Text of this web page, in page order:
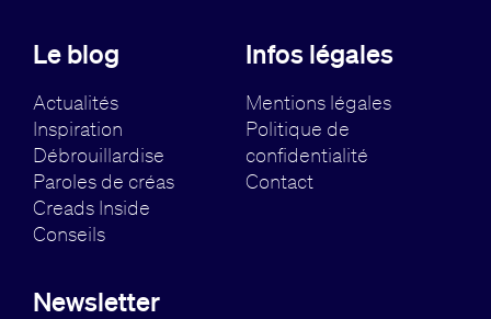
Le blog
Actualités
Inspiration
Débrouillardise
Paroles de créas
Creads Inside
Conseils
Infos légales
Mentions légales
Politique de
confidentialité
Contact
Newsletter